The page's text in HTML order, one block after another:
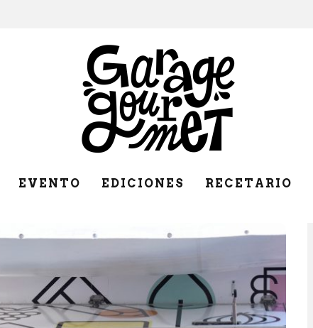
EVENTO EDICIONES RECETARIO